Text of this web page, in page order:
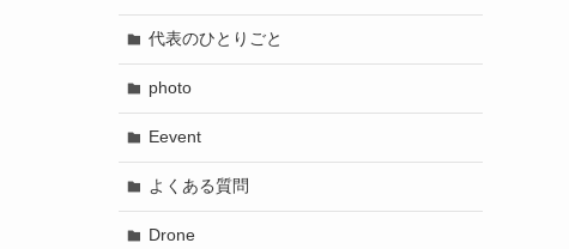
代表のひとりごと
photo
Eevent
よくある質問
Drone